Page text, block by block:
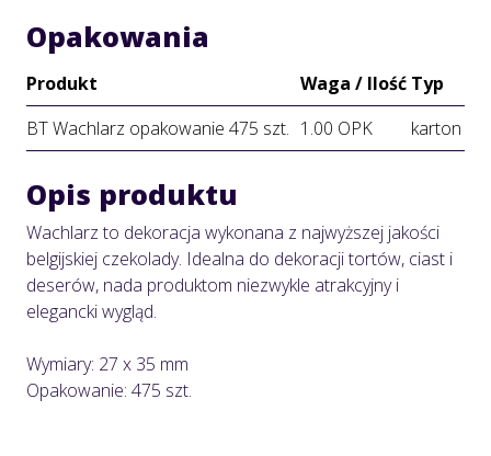
Opakowania
Produkt Waga / Ilość Typ
BT Wachlarz opakowanie 475 szt. 1.00 OPK karton
Opis produktu
Wachlarz to dekoracja wykonana z najwyższej jakości
belgijskiej czekolady. Idealna do dekoracji tortów, ciast i
deserów, nada produktom niezwykle atrakcyjny i
elegancki wygląd.
Wymiary: 27 x 35 mm
Opakowanie: 475 szt.